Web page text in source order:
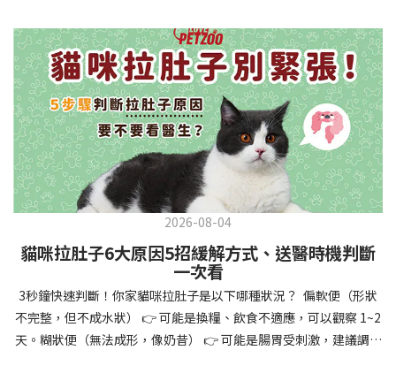
的行為問題，並建立人犬間的健康關係。 建立安全健康的生活環境
透過基礎訓練，幼犬能學會家居規則，避免危險行為和破壞家具。
像是「不」和「放下」等指令可以阻止幼犬咬電線或誤食有害物
質，有效降低居家意外風險。規律的如廁訓練則能養成良好衛生習
慣，讓家中環境保持乾淨舒適。增強溝通與信任關係訓練過程就像
建立一種共同語言，幫助你和幼犬更好地理解彼此。當幼犬學會回
應你的指令，不只增加了互動機會，也建立了主人作為領導者的地
位。正向獎勵式訓練更能培養幼犬對你的信任感，強化情感連結，
創造更和諧的相處模式。培養社交技能與適應能力及早接觸各種環
境和刺激，能幫助幼犬成長為自信穩定的成犬。適當的社會化訓練
讓牠們學會如何與其他狗狗、動物和人類和平相處，減少恐懼或攻
擊行為。這種適應能力使幼犬未來能從容面對獸醫檢查、美容
salon、寄宿或旅行等各種情境，大大提升生活品質。 訓練幼犬不只
是教會指令，更是塑造性格和習慣的過程！ 透過耐心且一致的訓
練，你不僅能擁有一隻聽話的好狗狗，更能建立起相互尊重的終身
2026-08-04
貓咪拉肚子6大原因5招緩解方式、送醫時機判斷
一次看
3秒鐘快速判斷！你家貓咪拉肚子是以下哪種狀況？ 偏軟便（形狀
不完整，但不成水狀） 👉 可能是換糧、飲食不適應，可以觀察 1~2
天。糊狀便（無法成形，像奶昔） 👉 可能是腸胃受刺激，建議調整